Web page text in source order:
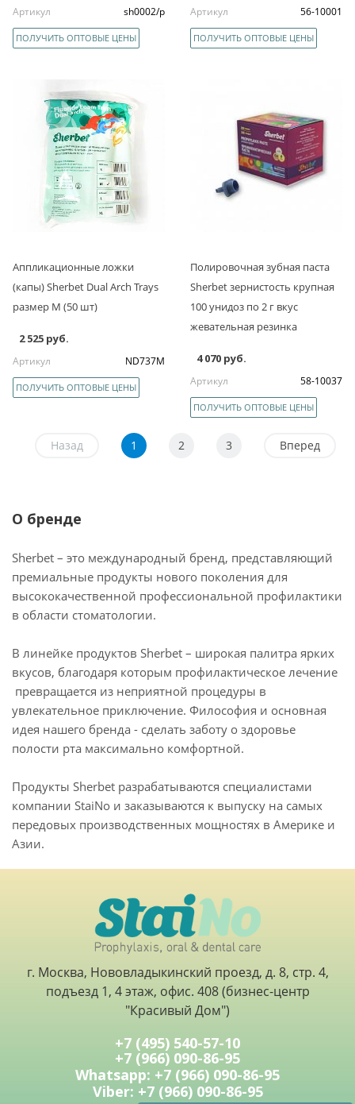
Артикул sh0002/p
ПОЛУЧИТЬ ОПТОВЫЕ ЦЕНЫ
Артикул 56-10001
ПОЛУЧИТЬ ОПТОВЫЕ ЦЕНЫ
Аппликационные ложки
(капы) Sherbet Dual Arch Trays
размер M (50 шт)
2 525 руб.
Артикул ND737M
ПОЛУЧИТЬ ОПТОВЫЕ ЦЕНЫ
Полировочная зубная паста
Sherbet зернистость крупная
100 унидоз по 2 г вкус
жевательная резинка
4 070 руб.
Артикул 58-10037
ПОЛУЧИТЬ ОПТОВЫЕ ЦЕНЫ
Назад 1 2 3 Вперед
О бренде
Sherbet – это международный бренд, представляющий
премиальные продукты нового поколения для
высококачественной профессиональной профилактики
в области стоматологии.
В линейке продуктов Sherbet – широкая палитра ярких
вкусов, благодаря которым профилактическое лечение
превращается из неприятной процедуры в
увлекательное приключение. Философия и основная
идея нашего бренда - сделать заботу о здоровье
полости рта максимально комфортной.
Продукты Sherbet разрабатываются специалистами
компании StaiNo и заказываются к выпуску на самых
передовых производственных мощностях в Америке и
Азии.
г. Москва, Нововладыкинский проезд, д. 8, стр. 4,
подъезд 1, 4 этаж, офис. 408 (бизнес-центр
"Красивый Дом")
+7 (495) 540-57-10
+7 (966) 090-86-95
Whatsapp: +7 (966) 090-86-95
Viber: +7 (966) 090-86-95